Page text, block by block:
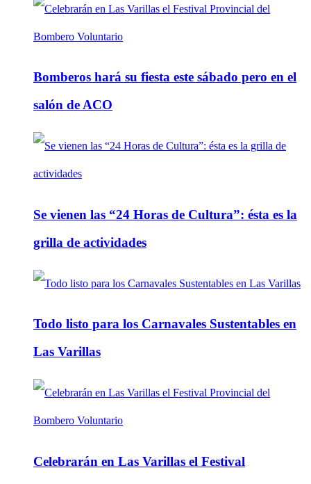
Bomberos hará su fiesta este sábado pero en el
salón de ACO
Se vienen las “24 Horas de Cultura”: ésta es la
grilla de actividades
Todo listo para los Carnavales Sustentables en
Las Varillas
Celebrarán en Las Varillas el Festival